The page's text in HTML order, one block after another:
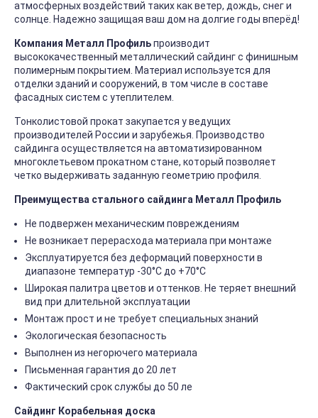
атмосферных воздействий таких как ветер, дождь, снег и
солнце. Надежно защищая ваш дом на долгие годы вперёд!
Компания Металл Профильпроизводит
высококачественный металлический сайдинг с финишным
полимерным покрытием. Материал используется для
отделки зданий и сооружений, в том числе в составе
фасадных систем с утеплителем.
Тонколистовой прокат закупается у ведущих
производителей России и зарубежья. Производство
сайдинга осуществляется на автоматизированном
многоклетьевом прокатном стане, который позволяет
четко выдерживать заданную геометрию профиля.
Преимущества стального сайдинга Металл Профиль
Не подвержен механическим повреждениям
Не возникает перерасхода материала при монтаже
Эксплуатируется без деформаций поверхности в
диапазоне температур -30°C до +70°C
Широкая палитра цветов и оттенков. Не теряет внешний
вид при длительной эксплуатации
Монтаж прост и не требует специальных знаний
Экологическая безопасность
Выполнен из негорючего материала
Письменная гарантия до 20 лет
Фактический срок службы до 50 ле
Сайдинг Корабельная доска